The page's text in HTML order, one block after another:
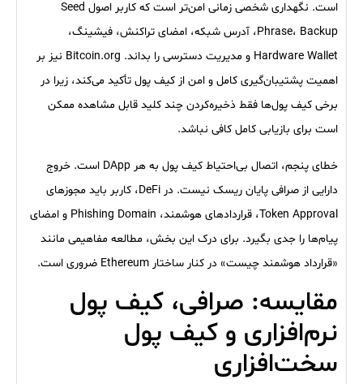
است. نگهداری شخصی زمانی امن‌تر است که کاربر اصول Seed
Phrase، Backup، آدرس شبکه، امضای تراکنش، فیشینگ،
Hardware Wallet و مدیریت دسترسی را بداند. Bitcoin.org نیز بر
اهمیت پشتیبان‌گیری کامل و امن از کیف پول تأکید می‌کند، زیرا در
برخی کیف پول‌ها فقط ذخیره‌کردن چند کلید قابل مشاهده ممکن
است برای بازیابی کامل کافی نباشد.
خطای پنجم، اتصال بی‌احتیاط کیف پول به هر DApp است. خروج
دارایی از صرافی پایان ریسک نیست. در DeFi، کاربر باید مجوزهای
Token Approval، قراردادهای هوشمند، Phishing Domain و امضای
پیام‌ها را جدی بگیرد. برای درک این بخش، مطالعه مفاهیمی مانند
«قرارداد هوشمند چیست» در کنار ساختار Ethereum ضروری است.
مقایسه: صرافی، کیف پول
نرم‌افزاری و کیف پول
سخت‌افزاری